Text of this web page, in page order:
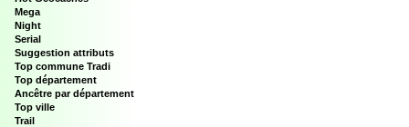
Mega
Night
Serial
Suggestion attributs
Top commune Tradi
Top département
Ancêtre par département
Top ville
Trail